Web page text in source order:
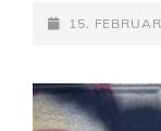
POSTED-
15.